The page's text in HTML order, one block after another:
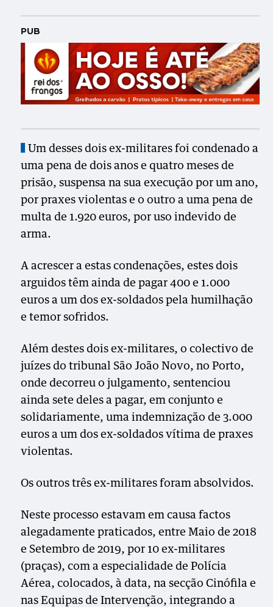
PUB
Um desses dois ex-militares foi condenado a
uma pena de dois anos e quatro meses de
prisão, suspensa na sua execução por um ano,
por praxes violentas e o outro a uma pena de
multa de 1.920 euros, por uso indevido de
arma.
A acrescer a estas condenações, estes dois
arguidos têm ainda de pagar 400 e 1.000
euros a um dos ex-soldados pela humilhação
e temor sofridos.
Além destes dois ex-militares, o colectivo de
juízes do tribunal São João Novo, no Porto,
onde decorreu o julgamento, sentenciou
ainda sete deles a pagar, em conjunto e
solidariamente, uma indemnização de 3.000
euros a um dos ex-soldados vítima de praxes
violentas.
Os outros três ex-militares foram absolvidos.
Neste processo estavam em causa factos
alegadamente praticados, entre Maio de 2018
e Setembro de 2019, por 10 ex-militares
(praças), com a especialidade de Polícia
Aérea, colocados, à data, na secção Cinófila e
nas Equipas de Intervenção, integrando a